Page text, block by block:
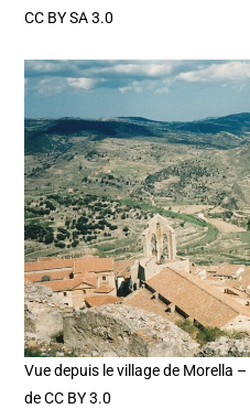
CC BY SA 3.0
Vue depuis le village de Morella
de CC BY 3.0